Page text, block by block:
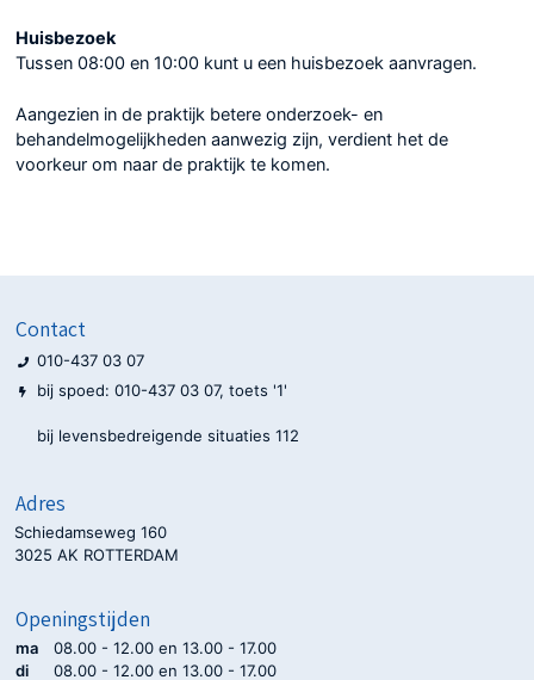
Huisbezoek
Tussen 08:00 en 10:00 kunt u een huisbezoek aanvragen.
Aangezien in de praktijk betere onderzoek- en
behandelmogelijkheden aanwezig zijn, verdient het de
voorkeur om naar de praktijk te komen.
Contact
010-437 03 07
bij spoed: 010-437 03 07, toets '1'
bij levensbedreigende situaties 112
Adres
Schiedamseweg 160
3025 AK ROTTERDAM
Openingstijden
ma
08.00 - 12.00 en 13.00 - 17.00
di
08.00 - 12.00 en 13.00 - 17.00